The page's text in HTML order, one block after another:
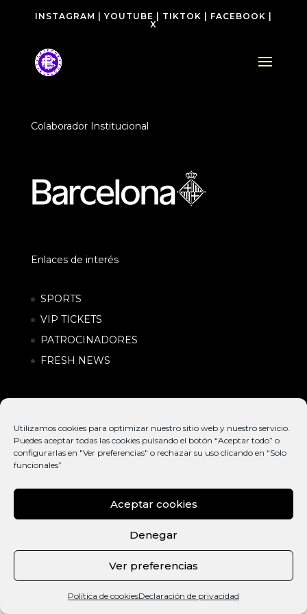
Utilizamos cookies para optimizar nuestro sitio web y nuestro servicio.
Puedes aceptar todas las cookies pulsando el botón “Aceptar todo” o
configurarlas en "Ver preferencias" o rechazar su uso clicando en “Solo
funcionales”
Aceptar cookies
Denegar
Ver preferencias
Política de cookiesDeclaración de privacidad
INSTAGRAM YOUTUBE TIKTOK FACEBOOK
X
Colaborador Institucional
Enlaces de interés
SPORTS
VIP TICKETS
PATROCINADORES
FRESH NEWS
BARCELONA
INTERNATIONAL
ACTION SPORTS &
URBAN LIFESTYLE
FESTIVAL
PRIVACIDAD |
DE COMPRA